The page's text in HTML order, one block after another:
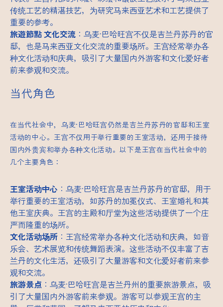
传统工艺的精湛技艺，为研究马来西亚艺术和工艺提供了
重要的参考。
旅遊節點文化交流 ：乌麦·巴哈旺宫不仅是吉兰丹苏丹的官
邸，也是马来西亚文化交流的重要场所。王宫经常举办各
种文化活动和庆典，吸引了大量国内外游客和文化爱好者
前来参观和交流。
当代角色
在当代社会中，乌麦·巴哈旺宫仍然是吉兰丹苏丹的官邸和王室
活动的中心。王宫不仅用于举行重要的王室活动，还用于接待
国内外贵宾和举办各种文化活动。以下是王宫在当代社会中的
几个主要角色：
王室活动中心 ：乌麦·巴哈旺宫是吉兰丹苏丹的官邸，用于
举行重要的王室活动，如苏丹的加冕仪式、王室婚礼和其
他王室庆典。王宫的主殿和厅堂为这些活动提供了一个庄
严而隆重的场所。
文化活动场所 ：王宫经常举办各种文化活动和庆典，如音
乐会、艺术展览和传统舞蹈表演。这些活动不仅丰富了吉
兰丹的文化生活，还吸引了大量游客和文化爱好者前来参
观和交流。
旅游景点 ：乌麦·巴哈旺宫是吉兰丹州的重要旅游景点，吸
引了大量国内外游客前来参观。游客可以参观王宫的主